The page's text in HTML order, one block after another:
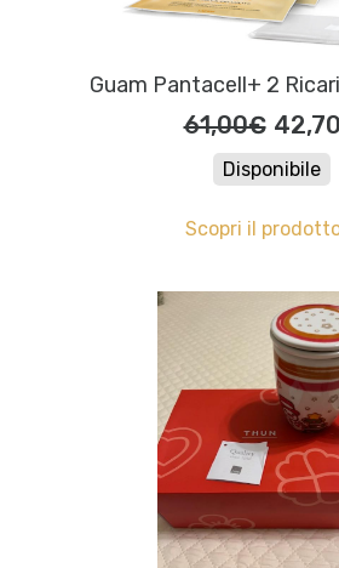
Guam Pantacell+ 2
61,00€
Disponibile
Scopri il